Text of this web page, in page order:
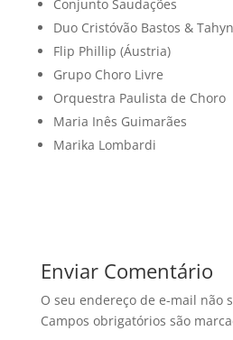
Conjunto Saudações
Duo Cristóvão Bastos &
Flip Phillip (Áustria)
Grupo Choro Livre
Orquestra Paulista de Choro
Maria Inês Guimarães
Marika Lombardi
Enviar Comentário
O seu endereço de e-mail não
Campos obrigatórios são